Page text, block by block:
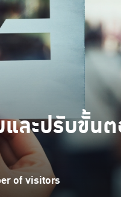
ละปรับขั้น
of visitors